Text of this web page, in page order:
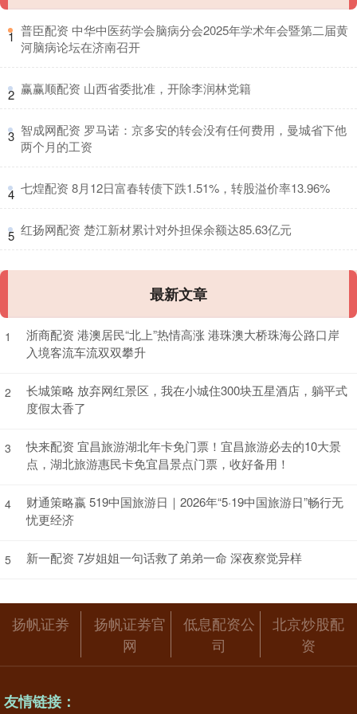
1 ​普臣配资 中华中医药学会脑病分会2025年学术年会暨第二届黄
河脑病论坛在济南召开
2 ​赢赢顺配资 山西省委批准，开除李润林党籍
3 ​智成网配资 罗马诺：京多安的转会没有任何费用，曼城省下他
两个月的工资
4 ​七煌配资 8月12日富春转债下跌1.51%，转股溢价率13.96%
5 ​红扬网配资 楚江新材累计对外担保余额达85.63亿元
最新文章
1
浙商配资 港澳居民“北上”热情高涨 港珠澳大桥珠海公路口岸
入境客流车流双双攀升
2
长城策略 放弃网红景区，我在小城住300块五星酒店，躺平式
度假太香了
3
快来配资 宜昌旅游湖北年卡免门票！宜昌旅游必去的10大景
点，湖北旅游惠民卡免宜昌景点门票，收好备用！
4
财通策略嬴 519中国旅游日｜2026年“5·19中国旅游日”畅行无
忧更经济
5 新一配资 7岁姐姐一句话救了弟弟一命 深夜察觉异样
扬帆证劵
扬帆证劵官
网
低息配资公
司
北京炒股配
资
友情链接：